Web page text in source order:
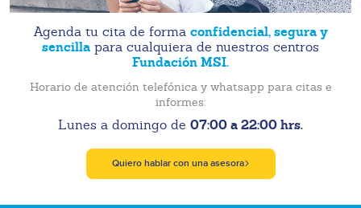
Agenda tu cita de forma confidencial, segura y
sencilla para cualquiera de nuestros centros
Fundación MSI.
Horario de atención telefónica y whatsapp para citas e
informes:
Lunes a domingo de 07:00 a 22:00 hrs.
Quiero hablar con una asesora